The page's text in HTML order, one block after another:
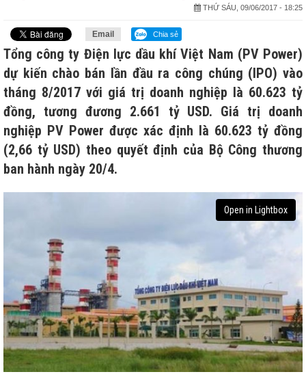
THỨ SÁU, 09/06/2017 - 18:25
Email Chia sẻ
Tổng công ty Điện lực dầu khí Việt Nam (PV Power)
dự kiến chào bán lần đầu ra công chúng (IPO) vào
tháng 8/2017 với giá trị doanh nghiệp là 60.623 tỷ
đồng, tương đương 2.661 tỷ USD. Giá trị doanh
nghiệp PV Power được xác định là 60.623 tỷ đồng
(2,66 tỷ USD) theo quyết định của Bộ Công thương
ban hành ngày 20/4.
Open in Lightbox